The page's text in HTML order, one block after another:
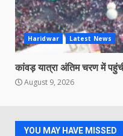
Haridwar Latest News
कांवड़ यात्रा अंतिम चरण में
August 9, 2026
YOU MAY HAVE MISSED